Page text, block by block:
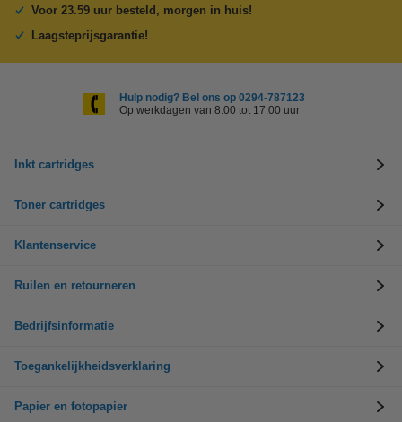
Voor 23.59 uur besteld, morgen in huis!
Laagsteprijsgarantie!
Hulp nodig? Bel ons op 0294-787123
Op werkdagen van 8.00 tot 17.00 uur
Inkt cartridges
Toner cartridges
Klantenservice
Ruilen en retourneren
Bedrijfsinformatie
Toegankelijkheidsverklaring
Papier en fotopapier